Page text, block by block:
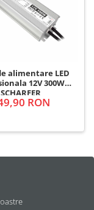
alimentare LED
12V 300W
SCHARFER
RON